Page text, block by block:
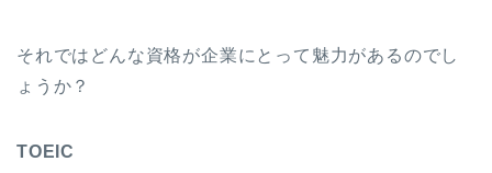
それではどんな資格が企業にとって魅力があるのでし
ょうか？
TOEIC